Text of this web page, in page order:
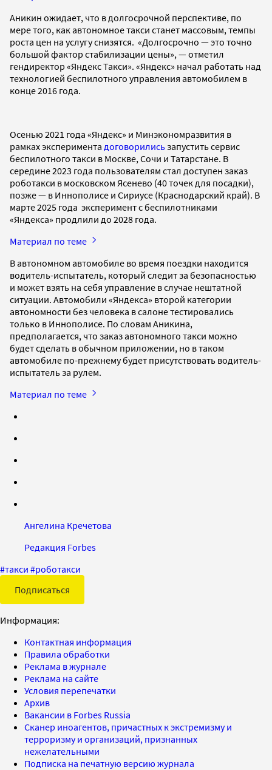
Аникин ожидает, что в долгосрочной перспективе, по
мере того, как автономное такси станет массовым, темпы
роста цен на услугу снизятся. «Долгосрочно — это точно
большой фактор стабилизации цены», — отметил
гендиректор «Яндекс Такси». «Яндекс» начал работать над
технологией беспилотного управления автомобилем в
конце 2016 года.
Осенью 2021 года «Яндекс» и Минэкономразвития в
рамках эксперимента договорилисьзапустить сервис
беспилотного такси в Москве, Сочи и Татарстане. В
середине 2023 года пользователям стал доступен заказ
роботакси в московском Ясенево (40 точек для посадки),
позже — в Иннополисе и Сириусе (Краснодарский край). В
марте 2025 года эксперимент с беспилотниками
«Яндекса» продлили до 2028 года.
Материал по теме
В автономном автомобиле во время поездки находится
водитель-испытатель, который следит за безопасностью
и может взять на себя управление в случае нештатной
ситуации. Автомобили «Яндекса» второй категории
автономности без человека в салоне тестировались
только в Иннополисе. По словам Аникина,
предполагается, что заказ автономного такси можно
будет сделать в обычном приложении, но в таком
автомобиле по-прежнему будет присутствовать водитель-
испытатель за рулем.
Материал по теме
Ангелина Кречетова
Редакция Forbes
#такси #роботакси
Подписаться
Информация:
Контактная информация
Правила обработки
Реклама в журнале
Реклама на сайте
Условия перепечатки
Архив
Вакансии в Forbes Russia
Сканер иноагентов, причастных к экстремизму и
терроризму и организаций, признанных
нежелательными
Подписка на печатную версию журнала